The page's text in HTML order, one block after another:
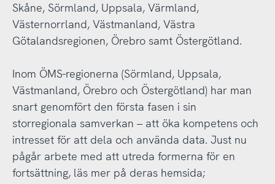
Skåne, Sörmland, Uppsala, Värmland,
Västernorrland, Västmanland, Västra
Götalandsregionen, Örebro samt Östergötland.
Inom ÖMS-regionerna (Sörmland, Uppsala,
Västmanland, Örebro och Östergötland) har man
snart genomfört den första fasen i sin
storregionala samverkan – att öka kompetens och
intresset för att dela och använda data. Just nu
pågår arbete med att utreda formerna för en
fortsättning, läs mer på deras hemsida;